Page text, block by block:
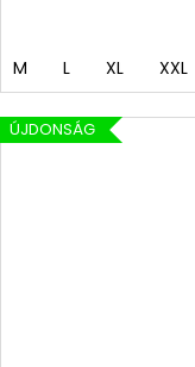
M L XL XXL
ÚJDONSÁG